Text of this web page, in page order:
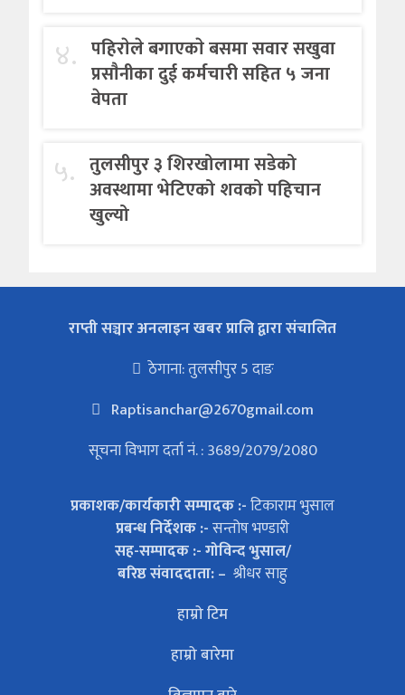
४. पहिराेले बगाएकाे बसमा सवार सखुवा
प्रसाैनीका दुई कर्मचारी सहित ५ जना
वेपता
५. तुलसीपुर ३ शिरखोलामा सडेको
अवस्थामा भेटिएको शवको पहिचान
खुल्यो
राप्ती सञ्चार अनलाइन खबर प्रालि द्वारा संचालित
ठेगाना: तुलसीपुर 5 दाङ
Raptisanchar@2670gmail.com
सूचना विभाग दर्ता नं. : 3689/2079/2080
प्रकाशक/कार्यकारी सम्पादक :-टिकाराम भुसाल
प्रबन्ध निर्देशक :-सन्तोष भण्डारी
सह-सम्पादक :- गोविन्द भुसाल/
बरिष्ठ संवाददाता: – श्रीधर साहु
हाम्रो टिम
हाम्रो बारेमा